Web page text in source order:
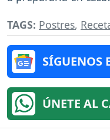
TAGS: Postres,
SÍGUENOS
ÚNETE AL